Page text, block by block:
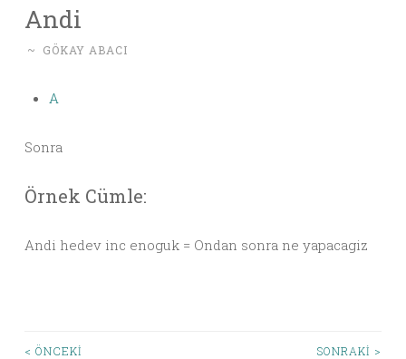
Andi
~ GÖKAY ABACI
A
Sonra
Örnek Cümle:
Andi hedev inc enoguk = Ondan sonra ne yapacagiz
< ÖNCEKI
SONRAKI >